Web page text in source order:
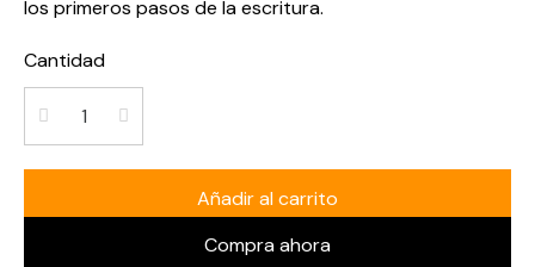
los primeros pasos de la escritura.
Cantidad
Añadir al carrito
Compra ahora